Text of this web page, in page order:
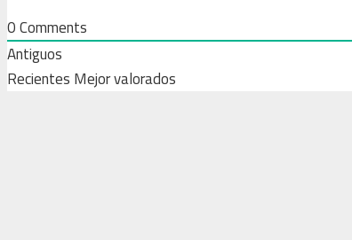
0Comments
Antiguos
Recientes Mejor valorados